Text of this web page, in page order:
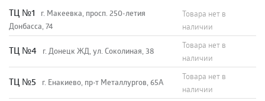
TЦ №1
г. Макеевка, просп. 250-летия
Донбасса, 74
Товара нет в
наличии
TЦ №4 г. Донецк ЖД, ул. Соколиная, 38
Товара нет в
наличии
TЦ №5 г. Енакиево, пр-т Металлургов, 65А
Товара нет в
наличии